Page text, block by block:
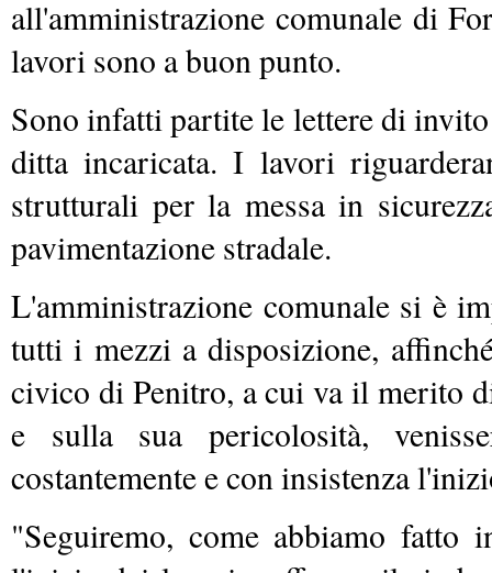
all'amministrazione comunale di
lavori sono a buon punto.
Sono infatti partite le lettere di
ditta incaricata. I lavori
strutturali per la messa in
pavimentazione stradale.
L'amministrazione comunale si è
tutti i mezzi a disposizione,
civico di Penitro, a cui va il merito
e sulla sua pericolosità,
costantemente e con insistenza
"Seguiremo, come abbiamo